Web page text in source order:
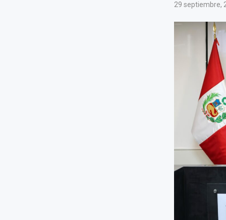
29 septiembre,